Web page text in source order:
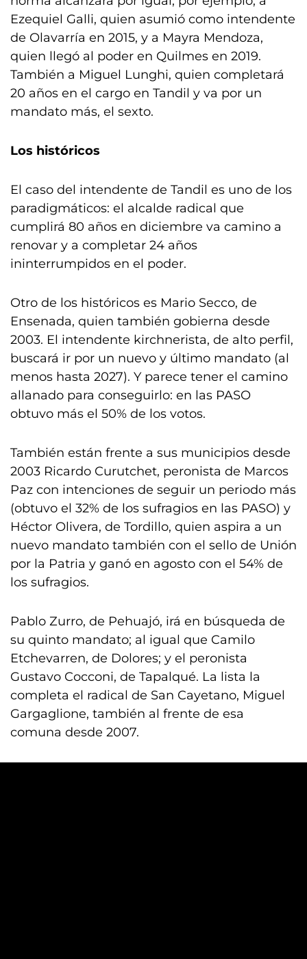
Ezequiel Galli, quien asumió como intendente
de Olavarría en 2015, y a Mayra Mendoza,
quien llegó al poder en Quilmes en 2019.
También a Miguel Lunghi, quien completará
20 años en el cargo en Tandil y va por un
mandato más, el sexto.
Los históricos
El caso del intendente de Tandil es uno de los
paradigmáticos: el alcalde radical que
cumplirá 80 años en diciembre va camino a
renovar y a completar 24 años
ininterrumpidos en el poder.
Otro de los históricos es Mario Secco, de
Ensenada, quien también gobierna desde
2003. El intendente kirchnerista, de alto perfil,
buscará ir por un nuevo y último mandato (al
menos hasta 2027). Y parece tener el camino
allanado para conseguirlo: en las PASO
obtuvo más el 50% de los votos.
También están frente a sus municipios desde
2003 Ricardo Curutchet, peronista de Marcos
Paz con intenciones de seguir un periodo más
(obtuvo el 32% de los sufragios en las PASO) y
Héctor Olivera, de Tordillo, quien aspira a un
nuevo mandato también con el sello de Unión
por la Patria y ganó en agosto con el 54% de
los sufragios.
Pablo Zurro, de Pehuajó, irá en búsqueda de
su quinto mandato; al igual que Camilo
Etchevarren, de Dolores; y el peronista
Gustavo Cocconi, de Tapalqué. La lista la
completa el radical de San Cayetano, Miguel
Gargaglione, también al frente de esa
comuna desde 2007.